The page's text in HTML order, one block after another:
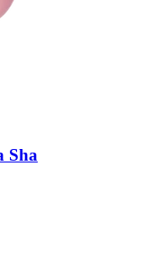
Sha